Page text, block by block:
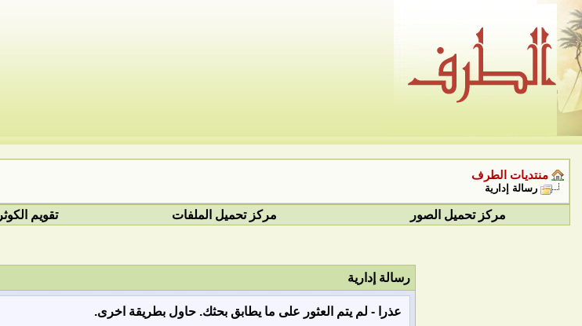
منتديات الطرف
رسالة إدارية
مركز تحميل الصور
مركز تحميل الملفات تقويم الكوثر
رسالة إدارية
عذرا - لم يتم العثور على ما يطابق بحثك. حاول بطريقة اخرى.